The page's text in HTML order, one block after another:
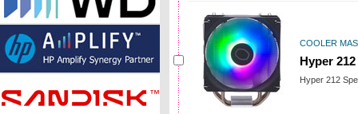
COOLER
Hyper
Hyper 212